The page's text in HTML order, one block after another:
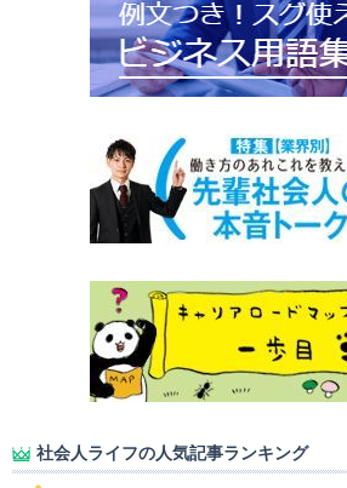
社会人ライフの人気記事ランキング